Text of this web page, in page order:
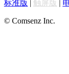
标准版 | 触屏版 |
© Comsenz Inc.